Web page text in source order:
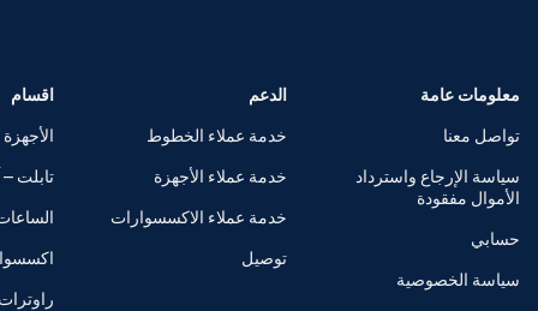
معلومات عامة
تواصل معنا
سياسة الإرجاع واسترداد
الأموال مفقودة
حسابي
سياسة الخصوصية
الدعم
خدمة عملاء الخطوط
خدمة عملاء الأجهزة
خدمة عملاء الاكسسوارات
توصيل
اقسام
تابلت –
راوترات